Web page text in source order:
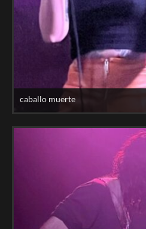
caballo muerte